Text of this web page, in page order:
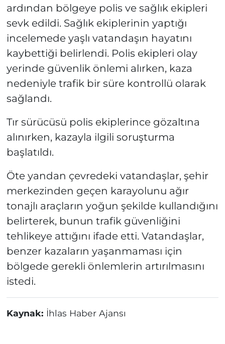
ardından bölgeye polis ve sağlık ekipleri
sevk edildi. Sağlık ekiplerinin yaptığı
incelemede yaşlı vatandaşın hayatını
kaybettiği belirlendi. Polis ekipleri olay
yerinde güvenlik önlemi alırken, kaza
nedeniyle trafik bir süre kontrollü olarak
sağlandı.
Tır sürücüsü polis ekiplerince gözaltına
alınırken, kazayla ilgili soruşturma
başlatıldı.
Öte yandan çevredeki vatandaşlar, şehir
merkezinden geçen karayolunu ağır
tonajlı araçların yoğun şekilde kullandığını
belirterek, bunun trafik güvenliğini
tehlikeye attığını ifade etti. Vatandaşlar,
benzer kazaların yaşanmaması için
bölgede gerekli önlemlerin artırılmasını
istedi.
Kaynak: İhlas Haber Ajansı